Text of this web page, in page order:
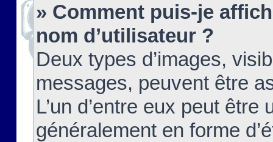
» Comment puis-je
nom d’utilisateur ?
Deux types d’images,
messages, peuvent être
L’un d’entre eux peut
généralement en forme